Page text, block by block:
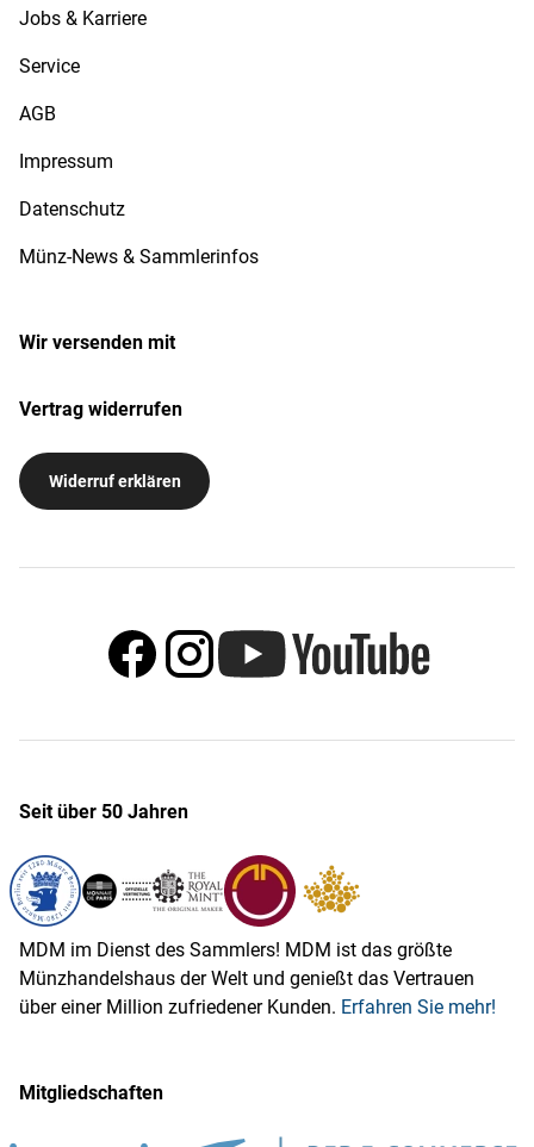
Jobs & Karriere
Service
AGB
Impressum
Datenschutz
Münz-News & Sammlerinfos
Wir versenden mit
Vertrag widerrufen
Widerruf erklären
Seit über 50 Jahren
MDM im Dienst des Sammlers! MDM ist das größte
Münzhandelshaus der Welt und genießt das Vertrauen
über einer Million zufriedener Kunden. Erfahren Sie mehr!
Mitgliedschaften